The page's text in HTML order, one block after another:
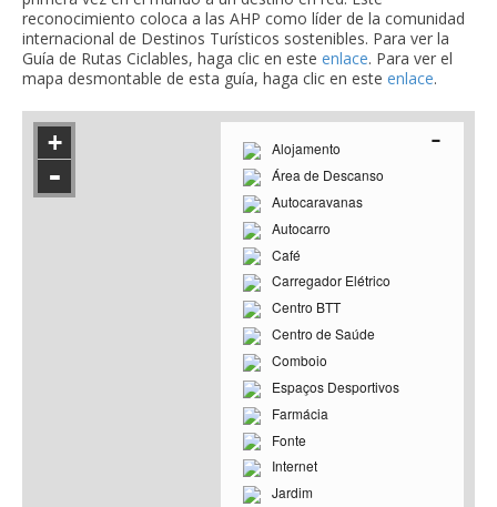
reconocimiento coloca a las AHP como líder de la comunidad
internacional de Destinos Turísticos sostenibles. Para ver la
Guía de Rutas Ciclables, haga clic en este enlace. Para ver el
mapa desmontable de esta guía, haga clic en este enlace.
+
-
Alojamento
Área de Descanso
Autocaravanas
Autocarro
Café
Carregador Elétrico
Centro BTT
Centro de Saúde
Comboio
Espaços Desportivos
Farmácia
Fonte
Internet
Jardim
-